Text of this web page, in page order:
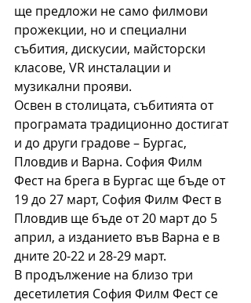
ще предложи не само филмови
прожекции, но и специални
събития, дискусии, майсторски
класове, VR инсталации и
музикални прояви.
Освен в столицата, събитията от
програмата традиционно достигат
и до други градове – Бургас,
Пловдив и Варна. София Филм
Фест на брега в Бургас ще бъде от
19 до 27 март, София Филм Фест в
Пловдив ще бъде от 20 март до 5
април, а изданието във Варна е в
дните 20-22 и 28-29 март.
В продължение на близо три
десетилетия София Филм Фест се